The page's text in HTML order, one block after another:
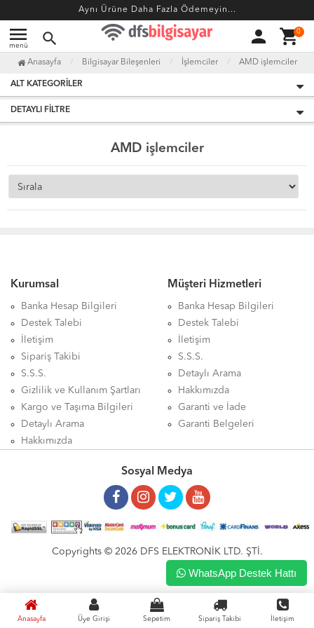
Aynı Ürüne Daha Fazla Ödemeyin...
menu
menü search person shopping_cart0
Anasayfa Üye Girişi Sepetim Sipariş Takibi İletişim
Anasayfa Bilgisayar Bileşenleri İşlemciler AMD işlemciler
ALT KATEGORILER
DETAYLI FILTRE
AMD işlemciler
Kurumsal
Banka Hesap Bilgileri
Destek Talebi
İletişim
Sipariş Takibi
S.S.S.
Gizlilik ve Kullanım Şartları
Kargo ve Taşıma Bilgileri
Detaylı Arama
Hakkımızda
Müşteri Hizmetleri
Banka Hesap Bilgileri
Destek Talebi
İletişim
S.S.S.
Detaylı Arama
Hakkımızda
Garanti ve İade
Garanti Belgeleri
Sosyal Medya
Copyrights © 2026 DFS ELEKTRONİK LTD. ŞTİ.
WhatsApp Destek Hattı